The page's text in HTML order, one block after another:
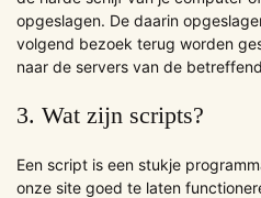
opgeslagen. De daarin
volgend bezoek terug worden
naar de servers van de
3. Wat zijn scripts?
Een script is een stukje
onze site goed te laten